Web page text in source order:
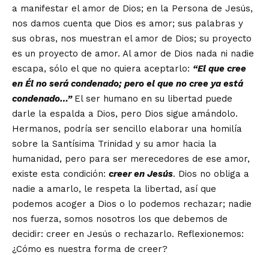
a manifestar el amor de Dios; en la Persona de Jesús,
nos damos cuenta que Dios es amor; sus palabras y
sus obras, nos muestran el amor de Dios; su proyecto
es un proyecto de amor. Al amor de Dios nada ni nadie
escapa, sólo el que no quiera aceptarlo: “El que cree
en Él no será condenado; pero el que no cree ya está
condenado…” El ser humano en su libertad puede
darle la espalda a Dios, pero Dios sigue amándolo.
Hermanos, podría ser sencillo elaborar una homilía
sobre la Santísima Trinidad y su amor hacia la
humanidad, pero para ser merecedores de ese amor,
existe esta condición: creer en Jesús. Dios no obliga a
nadie a amarlo, le respeta la libertad, así que
podemos acoger a Dios o lo podemos rechazar; nadie
nos fuerza, somos nosotros los que debemos de
decidir: creer en Jesús o rechazarlo. Reflexionemos:
¿Cómo es nuestra forma de creer?